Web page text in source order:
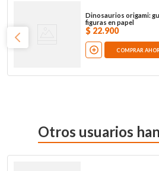
Dinosaurios origami:
figuras en papel
$ 22.900
COMPRAR
Otros usuarios